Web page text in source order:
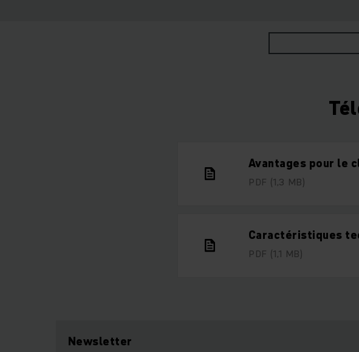
Avantages pour le
PDF (1,3 MB)
Caractéristiques
PDF (1,1 MB)
Newsletter